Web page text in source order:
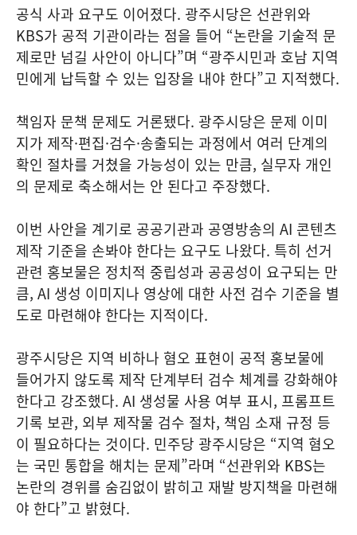
공식 사과 요구도 이어졌다. 광주시당은 선관위와
KBS가 공적 기관이라는 점을 들어 “논란을 기술적 문
제로만 넘길 사안이 아니다”며 “광주시민과 호남 지역
민에게 납득할 수 있는 입장을 내야 한다”고 지적했다.
책임자 문책 문제도 거론됐다. 광주시당은 문제 이미
지가 제작·편집·검수·송출되는 과정에서 여러 단계의
확인 절차를 거쳤을 가능성이 있는 만큼, 실무자 개인
의 문제로 축소해서는 안 된다고 주장했다.
이번 사안을 계기로 공공기관과 공영방송의 AI 콘텐츠
제작 기준을 손봐야 한다는 요구도 나왔다. 특히 선거
관련 홍보물은 정치적 중립성과 공공성이 요구되는 만
큼, AI 생성 이미지나 영상에 대한 사전 검수 기준을 별
도로 마련해야 한다는 지적이다.
광주시당은 지역 비하나 혐오 표현이 공적 홍보물에
들어가지 않도록 제작 단계부터 검수 체계를 강화해야
한다고 강조했다. AI 생성물 사용 여부 표시, 프롬프트
기록 보관, 외부 제작물 검수 절차, 책임 소재 규정 등
이 필요하다는 것이다. 민주당 광주시당은 “지역 혐오
는 국민 통합을 해치는 문제”라며 “선관위와 KBS는
논란의 경위를 숨김없이 밝히고 재발 방지책을 마련해
야 한다”고 밝혔다.